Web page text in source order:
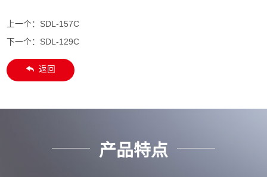
上一个： SDL-157C
下一个： SDL-129C
返回
产品特点